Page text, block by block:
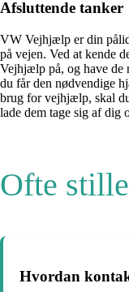
Afsluttende tanker
VW Vejhjælp er din
på vejen. Ved at kende
Vejhjælp på, og have de
du får den nødvendige
brug for vejhjælp, skal
lade dem tage sig af dig
Ofte
Hvordan